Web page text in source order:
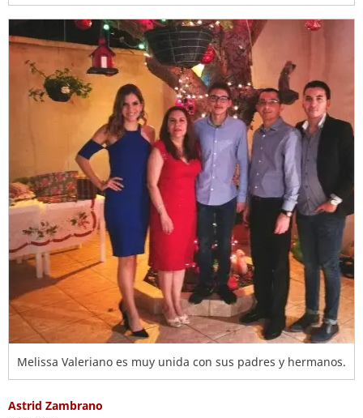
Melissa Valeriano es muy unida con sus padres y hermanos.
Astrid Zambrano